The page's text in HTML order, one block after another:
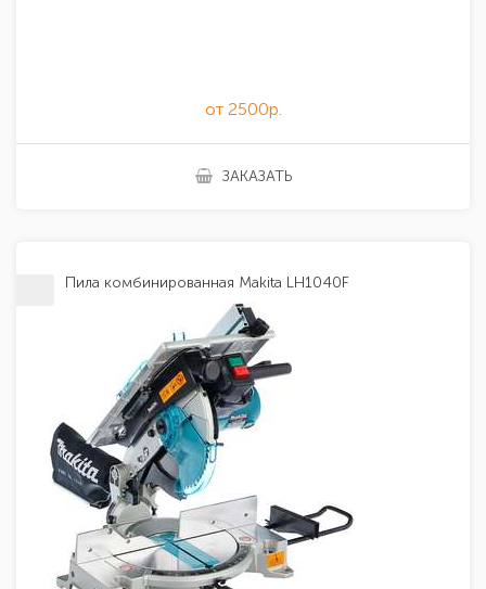
от 2500р.
ЗАКАЗАТЬ
Пила комбинированная Makita LH1040F